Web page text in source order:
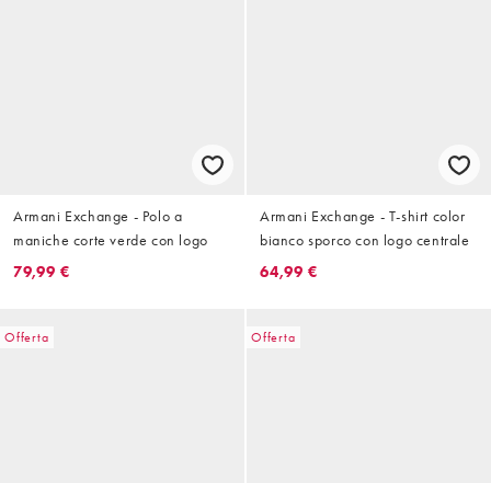
Armani Exchange - Polo a
maniche corte verde con logo
79,99 €
Armani Exchange - T-shirt color
bianco sporco con logo centrale
64,99 €
Offerta Offerta